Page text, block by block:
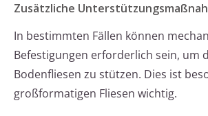
Zusätzliche
In bestimmten Fällen können
Befestigungen erforderlich sein, um
Bodenfliesen zu stützen. Dies ist
großformatigen Fliesen wichtig.